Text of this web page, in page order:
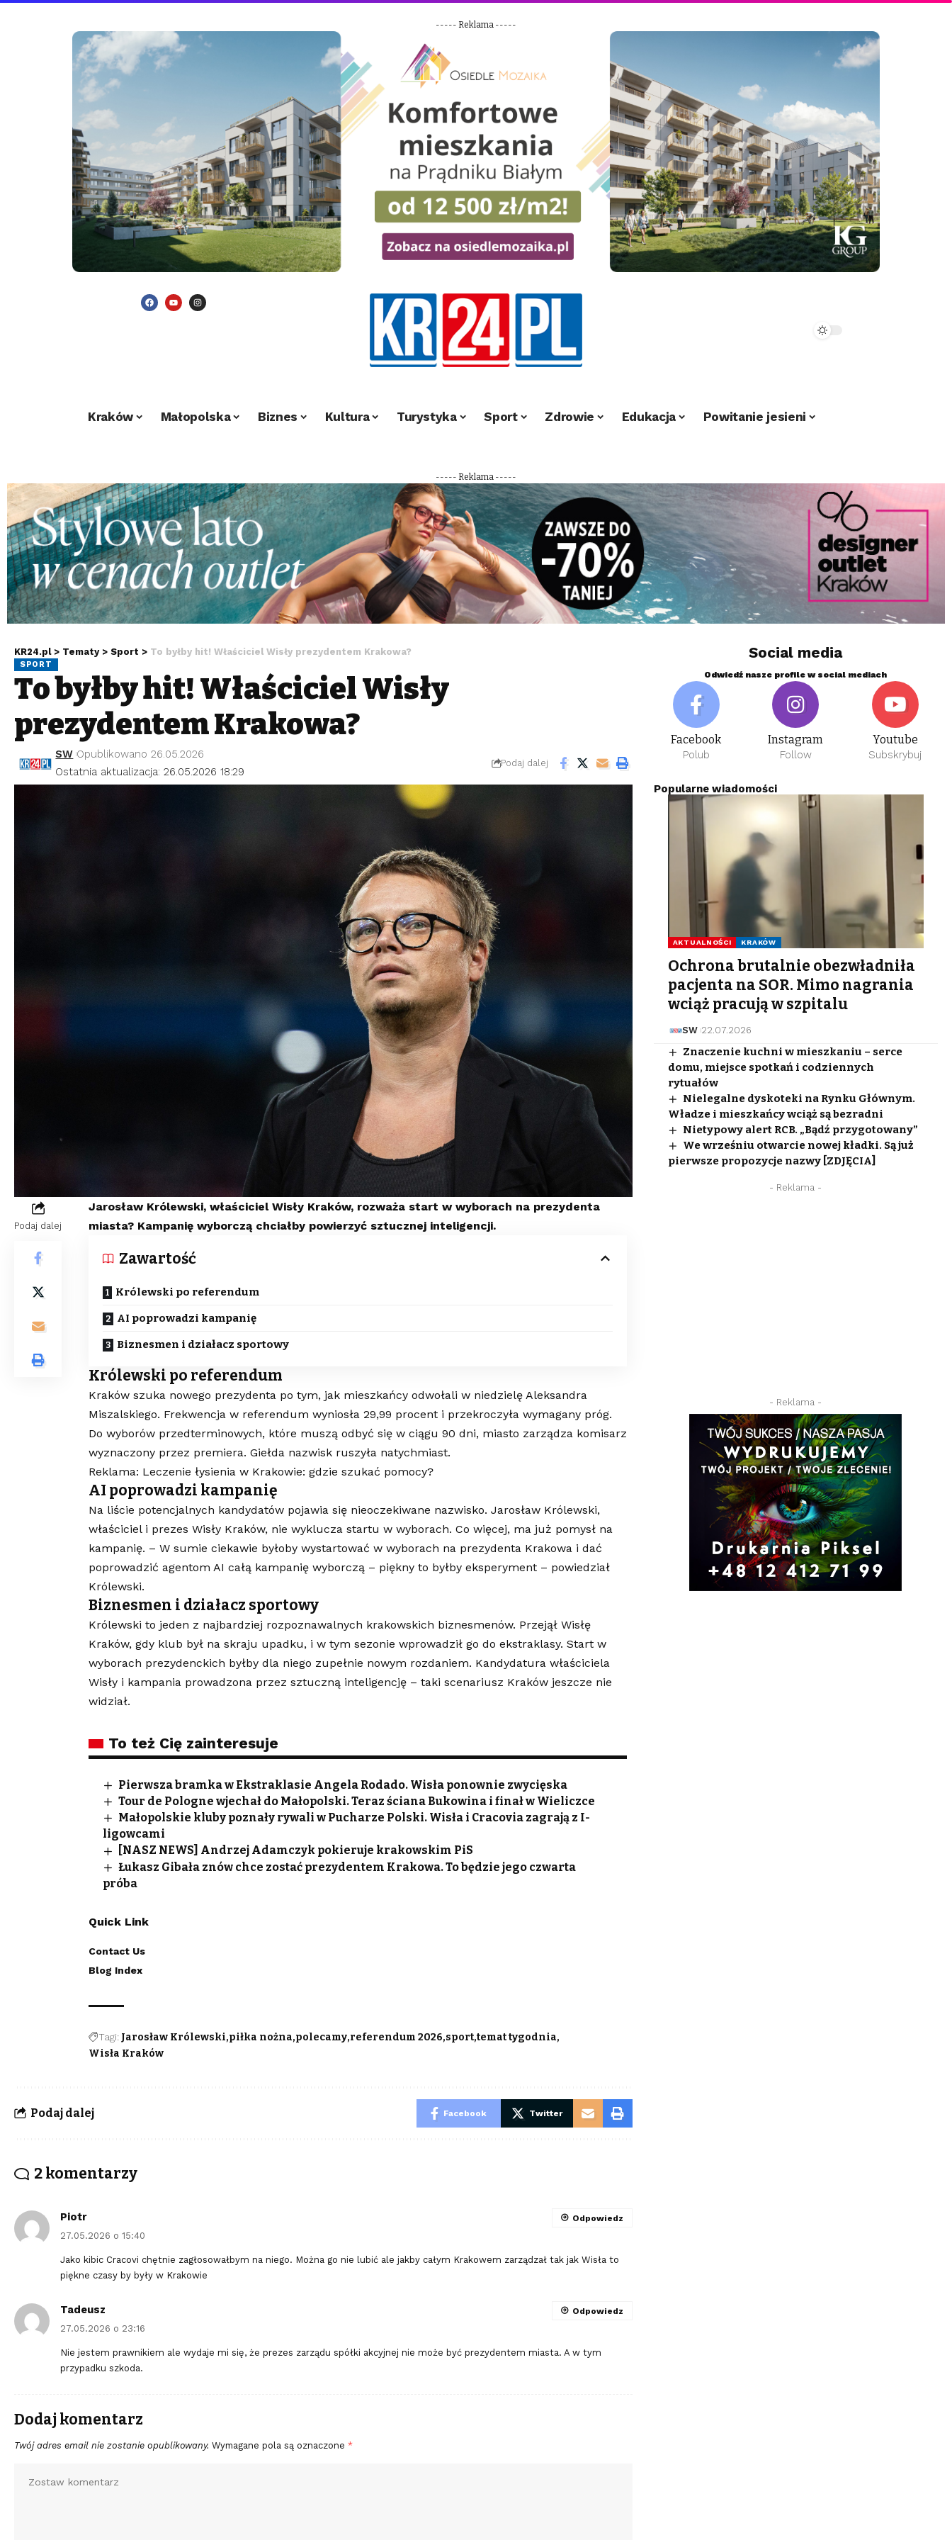
----- Reklama -----
Kraków Małopolska Biznes Kultura Turystyka Sport Zdrowie Edukacja Powitanie jesieni
----- Reklama -----
KR24.pl> Tematy> Sport > To byłby hit! Właściciel Wisły prezydentem Krakowa?
SPORT
To byłby hit! Właściciel Wisły
prezydentem Krakowa?
Ostatnia aktualizacja: 26.05.2026 18:29
SW Opublikowano 26.05.2026
Podaj dalej
Podaj dalej
Jarosław Królewski, właściciel Wisły Kraków, rozważa start w wyborach na prezydenta
miasta? Kampanię wyborczą chciałby powierzyć sztucznej inteligencji.
Zawartość
Królewski po referendum
AI poprowadzi kampanię
Biznesmen i działacz sportowy
Królewski po referendum
Kraków szuka nowego prezydenta po tym, jak mieszkańcy odwołali w niedzielę Aleksandra
Miszalskiego. Frekwencja w referendum wyniosła 29,99 procent i przekroczyła wymagany próg.
Do wyborów przedterminowych, które muszą odbyć się w ciągu 90 dni, miasto zarządza komisarz
wyznaczony przez premiera. Giełda nazwisk ruszyła natychmiast.
Reklama: Leczenie łysienia w Krakowie: gdzie szukać pomocy?
AI poprowadzi kampanię
Na liście potencjalnych kandydatów pojawia się nieoczekiwane nazwisko. Jarosław Królewski,
właściciel i prezes Wisły Kraków, nie wyklucza startu w wyborach. Co więcej, ma już pomysł na
kampanię. – W sumie ciekawie byłoby wystartować w wyborach na prezydenta Krakowa i dać
poprowadzić agentom AI całą kampanię wyborczą – piękny to byłby eksperyment – powiedział
Królewski.
Biznesmen i działacz sportowy
Królewski to jeden z najbardziej rozpoznawalnych krakowskich biznesmenów. Przejął Wisłę
Kraków, gdy klub był na skraju upadku, i w tym sezonie wprowadził go do ekstraklasy. Start w
wyborach prezydenckich byłby dla niego zupełnie nowym rozdaniem. Kandydatura właściciela
Wisły i kampania prowadzona przez sztuczną inteligencję – taki scenariusz Kraków jeszcze nie
widział.
To też Cię zainteresuje
Pierwsza bramka w Ekstraklasie Angela Rodado. Wisła ponownie zwycięska
Tour de Pologne wjechał do Małopolski. Teraz ściana Bukowina i finał w Wieliczce
Małopolskie kluby poznały rywali w Pucharze Polski. Wisła i Cracovia zagrają z I-
ligowcami
[NASZ NEWS] Andrzej Adamczyk pokieruje krakowskim PiS
Łukasz Gibała znów chce zostać prezydentem Krakowa. To będzie jego czwarta
próba
Quick Link
Contact Us
Blog Index
Tagi: Jarosław Królewski piłka nożna polecamy referendum 2026 sport temat tygodnia
Wisła Kraków
Podaj dalej Facebook Twitter
2 komentarzy
Piotr
27.05.2026 o 15:40
Jako kibic Cracovi chętnie zagłosowałbym na niego. Można go nie lubić ale jakby całym Krakowem zarządzał tak jak Wisła to
piękne czasy by były w Krakowie
Odpowiedz
Tadeusz
27.05.2026 o 23:16
Nie jestem prawnikiem ale wydaje mi się, że prezes zarządu spółki akcyjnej nie może być prezydentem miasta. A w tym
przypadku szkoda.
Odpowiedz
Dodaj komentarz
Twój adres email nie zostanie opublikowany. Wymagane pola są oznaczone *
Social media
Odwiedź nasze profile w social mediach
Facebook
Polub
Instagram
Follow
Youtube
Subskrybuj
Popularne wiadomości
AKTUALNOŚCI KRAKÓW
Ochrona brutalnie obezwładniła
pacjenta na SOR. Mimo nagrania
wciąż pracują w szpitalu
SW 22.07.2026
Znaczenie kuchni w mieszkaniu – serce
domu, miejsce spotkań i codziennych
rytuałów
Nielegalne dyskoteki na Rynku Głównym.
Władze i mieszkańcy wciąż są bezradni
Nietypowy alert RCB. „Bądź przygotowany”
We wrześniu otwarcie nowej kładki. Są już
pierwsze propozycje nazwy [ZDJĘCIA]
- Reklama -
- Reklama -